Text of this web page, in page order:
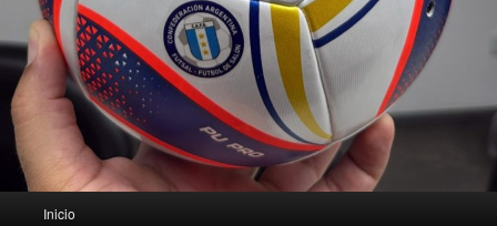
Inicio